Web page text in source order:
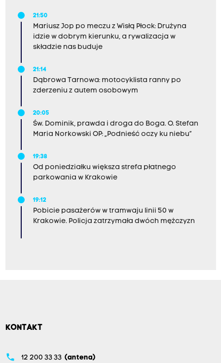
21:50
Mariusz Jop po meczu z Wisłą Płock: Drużyna
idzie w dobrym kierunku, a rywalizacja w
składzie nas buduje
21:14
Dąbrowa Tarnowa: motocyklista ranny po
zderzeniu z autem osobowym
20:05
Św. Dominik, prawda i droga do Boga. O. Stefan
Maria Norkowski OP: „Podnieść oczy ku niebu”
19:38
Od poniedziałku większa strefa płatnego
parkowania w Krakowie
19:12
Pobicie pasażerów w tramwaju linii 50 w
Krakowie. Policja zatrzymała dwóch mężczyzn
KONTAKT
phone 12 200 33 33 (antena)